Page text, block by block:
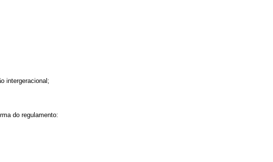
intergeracional;
do regulamento: